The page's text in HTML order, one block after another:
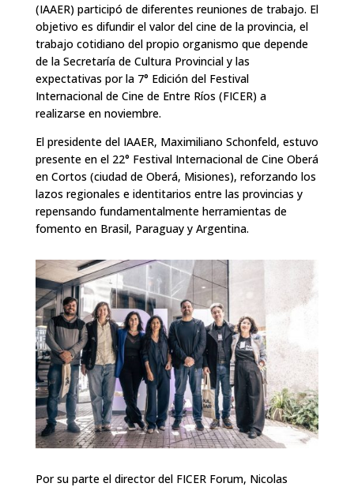
(IAAER) participó de diferentes reuniones de trabajo. El
objetivo es difundir el valor del cine de la provincia, el
trabajo cotidiano del propio organismo que depende
de la Secretaría de Cultura Provincial y las
expectativas por la 7° Edición del Festival
Internacional de Cine de Entre Ríos (FICER) a
realizarse en noviembre.
El presidente del IAAER, Maximiliano Schonfeld, estuvo
presente en el 22° Festival Internacional de Cine Oberá
en Cortos (ciudad de Oberá, Misiones), reforzando los
lazos regionales e identitarios entre las provincias y
repensando fundamentalmente herramientas de
fomento en Brasil, Paraguay y Argentina.
Por su parte el director del FICER Forum, Nicolas